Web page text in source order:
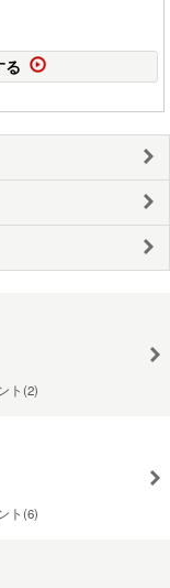
る
ト(2)
ト(6)